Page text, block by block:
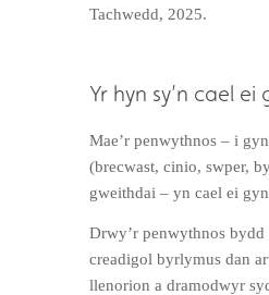
Tachwedd, 2025.
Yr hyn sy’n cael ei
Mae’r penwythnos – i
(brecwast, cinio, swper,
gweithdai – yn cael ei
Drwy’r penwythnos bydd
creadigol byrlymus dan
llenorion a dramodwyr